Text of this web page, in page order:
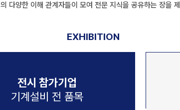
다양한 이해 관계자들이 모여 전문 지식을 공유하는 장을
EXHIBITION
전시 참가기업
기계설비 전 품목